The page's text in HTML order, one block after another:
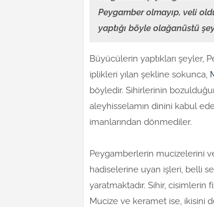
Peygamber olmayıp, veli
yaptığı böyle olağanüstü
Büyücülerin yaptıkları şeyler,
iplikleri yılan şekline sokunca,
böyledir. Sihirlerinin
aleyhisselamın dinini kabul
imanlarından dönmediler.
Peygamberlerin mucizelerini
hadiselerine uyan işleri, belli
yaratmaktadır. Sihir, cisimlerin
Mucize ve keramet ise, ikisini